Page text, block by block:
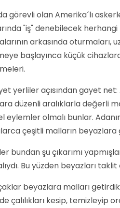
görevli olan Amerika´lı
"iş" denebilecek
arkasında oturmaları,
başlayınca küçük
yerliler açısından gayet
düzenli aralıklarla değerli
eylemler olmalı bunlar.
çeşitli malların beyazlara
bundan şu çıkarımı
Bu yüzden beyazları
beyazlara malları
çalılıkları kesip, temizleyip